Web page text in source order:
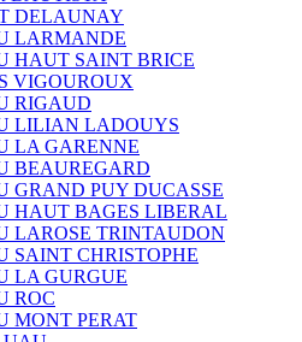
DELAUNAY
LARMANDE
HAUT SAINT BRICE
VIGOUROUX
RIGAUD
LILIAN LADOUYS
LA GARENNE
BEAUREGARD
GRAND PUY DUCASSE
HAUT BAGES LIBERAL
LAROSE TRINTAUDON
SAINT CHRISTOPHE
LA GURGUE
ROC
MONT PERAT